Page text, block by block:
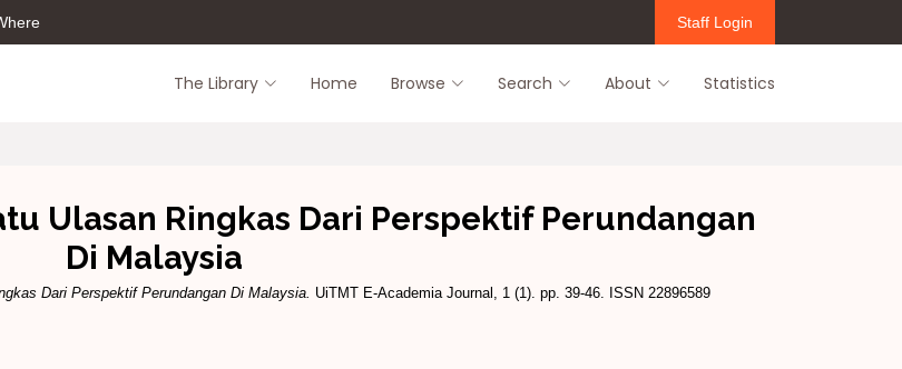
Staff Login
The Library Home Browse Search About Statistics
Ulasan Ringkas Dari Perspektif Perundangan
Di Malaysia
Dari Perspektif Perundangan Di Malaysia. UiTMT E-Academia Journal, 1 (1). pp. 39-46. ISSN 22896589